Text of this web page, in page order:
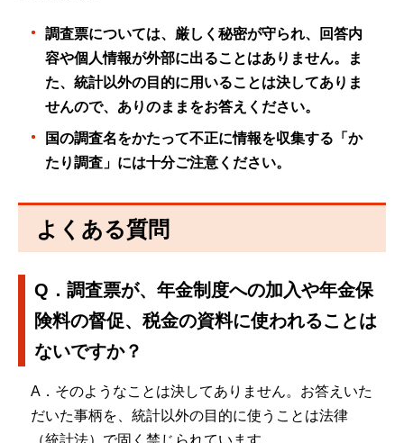
調査票については、厳しく秘密が守られ、回答内
容や個人情報が外部に出ることはありません。ま
た、統計以外の目的に用いることは決してありま
せんので、ありのままをお答えください。
国の調査名をかたって不正に情報を収集する「か
たり調査」には十分ご注意ください。
よくある質問
Q．調査票が、年金制度への加入や年金保
険料の督促、税金の資料に使われることは
ないですか？
A．そのようなことは決してありません。お答えいた
だいた事柄を、統計以外の目的に使うことは法律
（統計法）で固く禁じられています。